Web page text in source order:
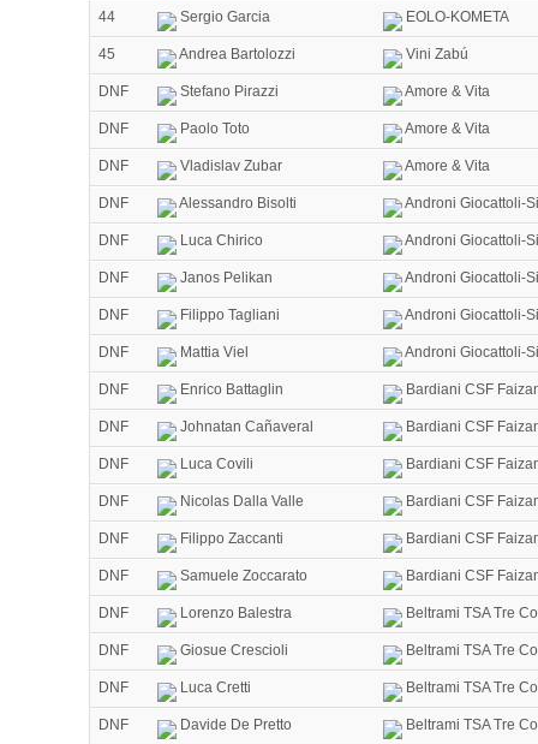
44 Sergio Garcia EOLO-KOMETA
45 Andrea Bartolozzi Vini Zabú
DNF Stefano Pirazzi Amore & Vita
DNF Paolo Toto Amore & Vita
DNF Vladislav Zubar Amore & Vita
DNF Alessandro Bisolti Androni Giocattoli-
DNF Luca Chirico Androni Giocattoli-
DNF Janos Pelikan Androni Giocattoli-
DNF Filippo Tagliani Androni Giocattoli-
DNF Mattia Viel Androni Giocattoli-
DNF Enrico Battaglin Bardiani CSF
DNF Johnatan Cañaveral Bardiani CSF
DNF Luca Covili Bardiani CSF
DNF Nicolas Dalla Valle Bardiani CSF
DNF Filippo Zaccanti Bardiani CSF
DNF Samuele Zoccarato Bardiani CSF
DNF Lorenzo Balestra Beltrami TSA Tre
DNF Giosue Crescioli Beltrami TSA Tre
DNF Luca Cretti Beltrami TSA Tre
DNF Davide De Pretto Beltrami TSA Tre